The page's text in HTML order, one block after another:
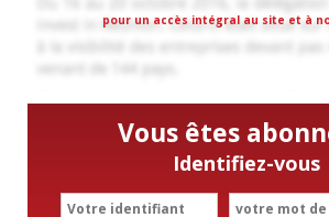
pour un accès intégral au site et à
Vous êtes
Identifiez-vous